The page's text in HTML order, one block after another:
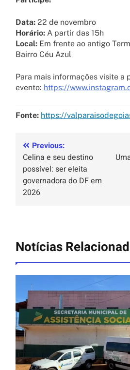
Data: 22 de novembro
Horário: A partir das 15h
Local: Em frente ao antigo
Bairro Céu Azul
Para mais informações visite a
evento: https://
Fonte: https://
Previous:
Celina e seu destino
possível: ser eleita
governadora do DF em
2026
Notícias